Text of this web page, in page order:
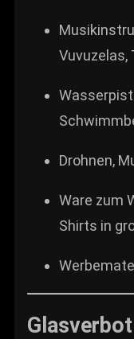
Vuvuzelas,
Drohnen,
Ware zum
Shirts in
Glasverbot